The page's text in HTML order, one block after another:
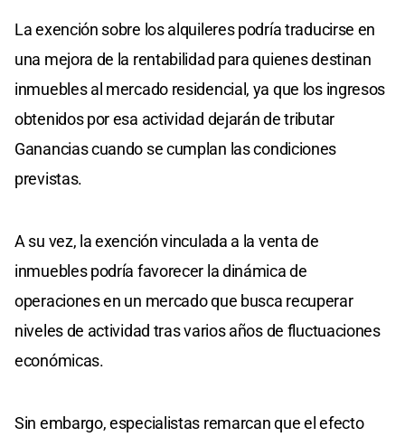
La exención sobre los alquileres podría traducirse en
una mejora de la rentabilidad para quienes destinan
inmuebles al mercado residencial, ya que los ingresos
obtenidos por esa actividad dejarán de tributar
Ganancias cuando se cumplan las condiciones
previstas.
A su vez, la exención vinculada a la venta de
inmuebles podría favorecer la dinámica de
operaciones en un mercado que busca recuperar
niveles de actividad tras varios años de fluctuaciones
económicas.
Sin embargo, especialistas remarcan que el efecto